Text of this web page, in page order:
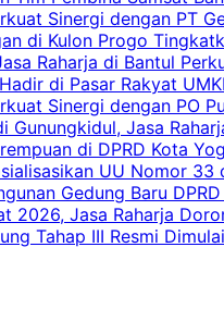
Sinergi dengan PT
di Kulon Progo
Raharja di Bantul
di Pasar Rakyat
Sinergi dengan PO
Gunungkidul, Jasa
di DPRD Kota
UU Nomor
Gedung Baru
2026, Jasa Raharja
Tahap III Resmi